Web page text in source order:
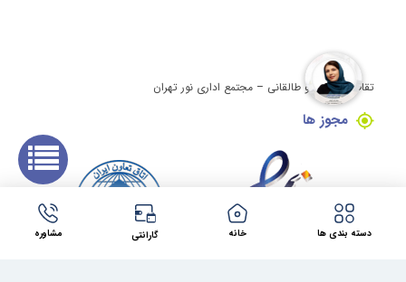
تقاطع ولیعصر و طالقانی – مجتمع اداری نور تهران
مجوز ها
دسته بندی ها خانه گارانتی مشاوره